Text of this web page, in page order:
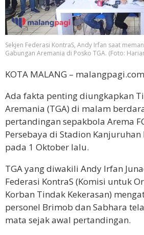
Sekjen Federasi KontraS, Andy Irfan saat
Gabungan Aremania di Posko TGA. (Foto:
KOTA MALANG – malangpagi.com
Ada fakta penting diungkapkan
Aremania (TGA) di malam
pertandingan sepakbola Arema
Persebaya di Stadion
pada 1 Oktober lalu.
TGA yang diwakili Andy Irfan
Federasi KontraS (Komisi untuk
Korban Tindak Kekerasan)
personel Brimob dan Sabhara
mata sejak awal pertandingan.